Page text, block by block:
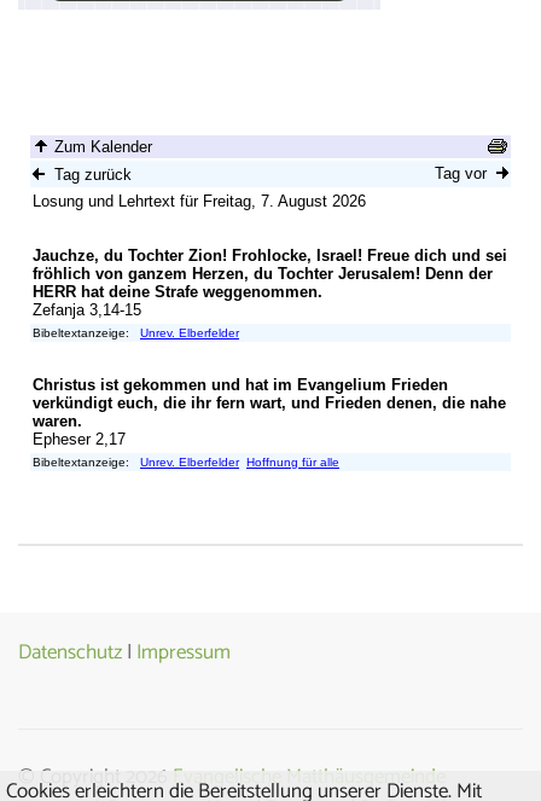
Datenschutz| Impressum
© Copyright 2026 Evangelische Matthäusgemeinde
Cookies erleichtern die Bereitstellung unserer Dienste. Mit